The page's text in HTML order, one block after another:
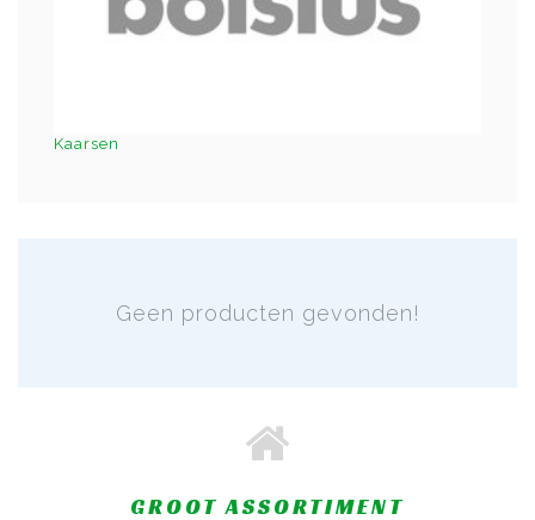
Kaarsen
Geen producten gevonden!
GROOT ASSORTIMENT